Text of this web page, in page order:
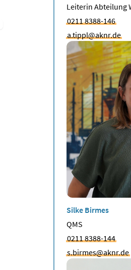
Leiterin Abteilung
0211 8388-146
a.tippl@aknr.de
Silke Birmes
QMS
0211 8388-144
s.birmes@aknr.de